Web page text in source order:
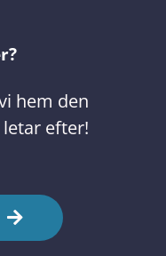
hem den
efter!